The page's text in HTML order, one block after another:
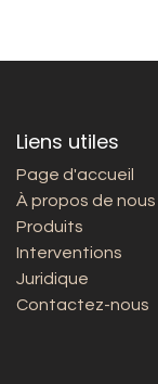
Liens utiles
Page d'accueil
À propos de nous
Produits
Interventions
Juridique
Contactez-nous